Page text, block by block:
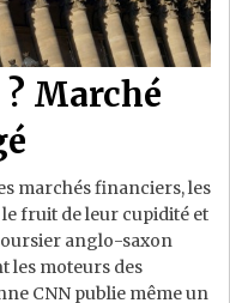
Marché
marchés financiers, les
fruit de leur cupidité et
anglo-saxon
les moteurs des
CNN publie même un